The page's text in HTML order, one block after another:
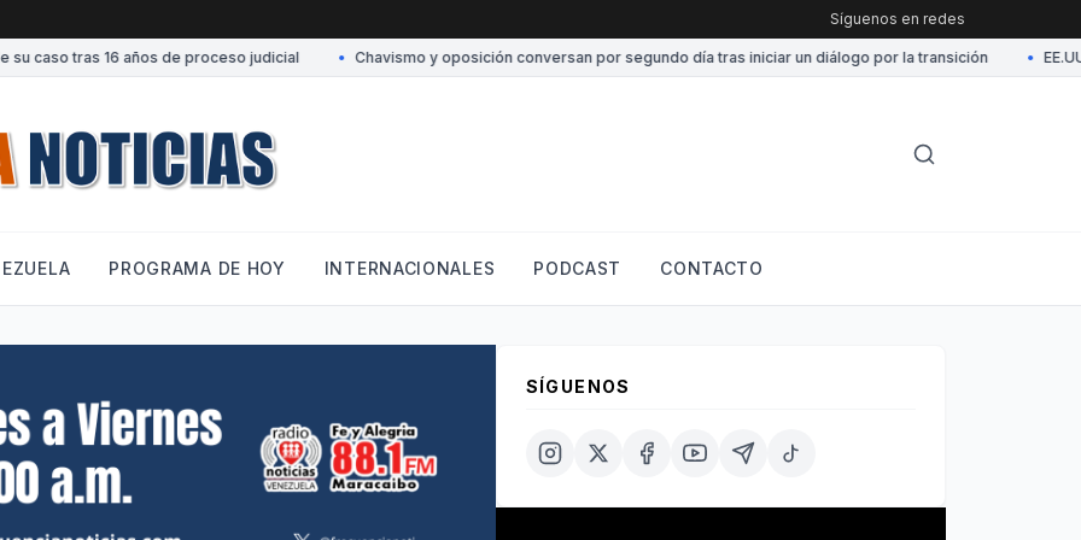
Síguenos en redes
tras 16 años de proceso judicial Chavismo y oposición conversan por segundo día tras iniciar un diálogo por la transición EE.UU.
PROGRAMA DE HOY INTERNACIONALES PODCAST CONTACTO
SÍGUENOS